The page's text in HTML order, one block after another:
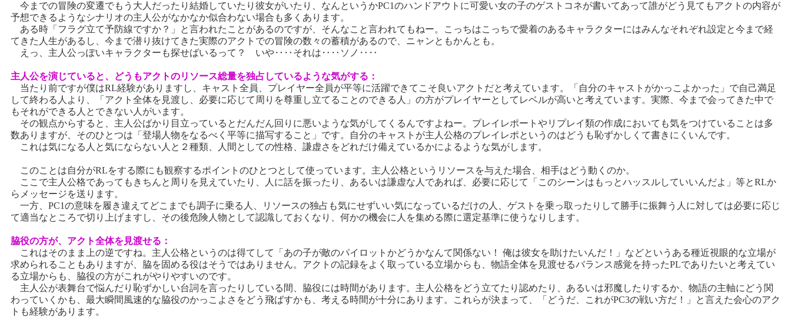
今までの冒険の変遷でもう大人だったり結婚していたり彼女がいたり、なんというかPC1のハンドアウトに可愛い女の子のゲストコネが書いてあって誰がどう見てもアクトの内容が
予想できるようなシナリオの主人公がなかなか似合わない場合も多くあります。
ある時「フラグ立て予防線ですか？」と言われたことがあるのですが、そんなこと言われてもねー。こっちはこっちで愛着のあるキャラクターにはみんなそれぞれ設定と今まで経
てきた人生があるし、今まで潜り抜けてきた実際のアクトでの冒険の数々の蓄積があるので、ニャンともかんとも。
えっ、主人公っぽいキャラクターも探せばいるって？ いや‥‥それは‥‥ソノ‥‥
主人公を演じていると、どうもアクトのリソース総量を独占しているような気がする：
当たり前ですが僕はRL経験がありますし、キャスト全員、プレイヤー全員が平等に活躍できてこそ良いアクトだと考えています。「自分のキャストがかっこよかった」で自己満足
して終わる人より、「アクト全体を見渡し、必要に応じて周りを尊重し立てることのできる人」の方がプレイヤーとしてレベルが高いと考えています。実際、今まで会ってきた中で
もそれができる人とできない人がいます。
その観点からすると、主人公ばかり目立っているとだんだん回りに悪いような気がしてくるんですよねー。プレイレポートやリプレイ類の作成においても気をつけていることは多
数ありますが、そのひとつは「登場人物をなるべく平等に描写すること」です。自分のキャストが主人公格のプレイレポというのはどうも恥ずかしくて書きにくいんです。
これは気になる人と気にならない人と２種類、人間としての性格、謙虚さをどれだけ備えているかによるような気がします。
このことは自分がRLをする際にも観察するポイントのひとつとして使っています。主人公格というリソースを与えた場合、相手はどう動くのか。
ここで主人公格であってもきちんと周りを見えていたり、人に話を振ったり、あるいは謙虚な人であれば、必要に応じて「このシーンはもっとハッスルしていいんだよ」等とRLか
らメッセージを送ります。
一方、PC1の意味を履き違えてどこまでも調子に乗る人、リソースの独占も気にせずいい気になっているだけの人、ゲストを乗っ取ったりして勝手に振舞う人に対しては必要に応じ
て適当なところで切り上げますし、その後危険人物として認識しておくなり、何かの機会に人を集める際に選定基準に使うなりします。
脇役の方が、アクト全体を見渡せる：
これはそのまま上の逆ですね。主人公格というのは得てして「あの子が敵のパイロットかどうかなんて関係ない！ 俺は彼女を助けたいんだ！」などというある種近視眼的な立場が
求められることもありますが、脇を固める役はそうではありません。アクトの記録をよく取っている立場からも、物語全体を見渡せるバランス感覚を持ったPLでありたいと考えてい
る立場からも、脇役の方がこれがやりやすいのです。
主人公が表舞台で悩んだり恥ずかしい台詞を言ったりしている間、脇役には時間があります。主人公格をどう立てたり認めたり、あるいは邪魔したりするか、物語の主軸にどう関
わっていくかも、最大瞬間風速的な脇役のかっこよさをどう飛ばすかも、考える時間が十分にあります。これらが決まって、「どうだ、これがPC3の戦い方だ！」と言えた会心のアク
トも経験があります。